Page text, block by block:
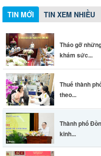
TIN MỚI TIN XEM NHIỀU
Tháo gỡ
khám sức...
Thuế thành
theo...
Thành phố
kinh...